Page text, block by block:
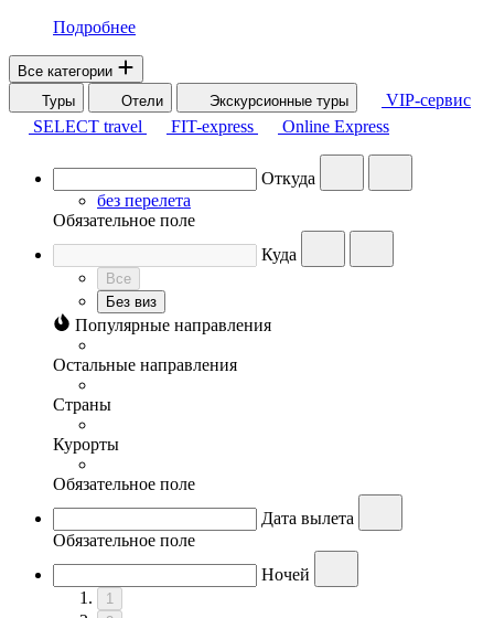
Подробнее
Все категории
Туры
Отели Экскурсионные туры
VIP-сервис
SELECT travel
FIT-express Online Express
Откуда
без перелета
Обязательное поле
Куда
Все
Без виз
Популярные направления
Остальные направления
Страны
Курорты
Обязательное поле
Дата вылета
Обязательное поле
Ночей
1